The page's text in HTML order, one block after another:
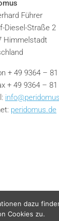
Führer
Diesel-Straße 2
Himmelstadt
+ 49 9364 –
+ 49 9364 –
peridomus.de
dazu
Cookies zu.